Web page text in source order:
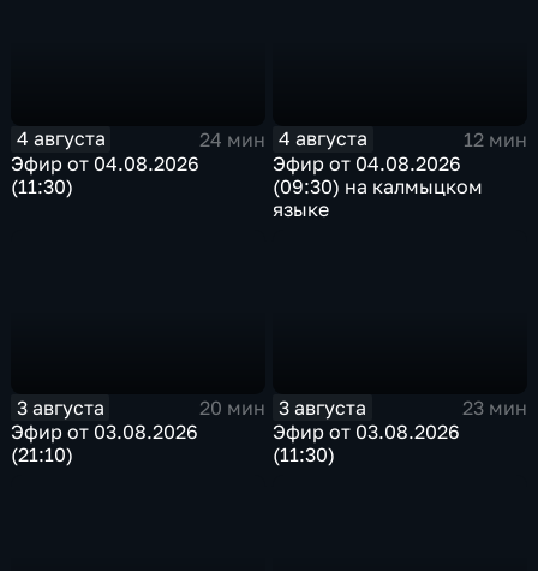
4 августа
24 мин
Эфир от 04.08.2026
(11:30)
4 августа
12 мин
Эфир от 04.08.2026
(09:30) на калмыцком
языке
3 августа
20 мин
Эфир от 03.08.2026
(21:10)
3 августа
23 мин
Эфир от 03.08.2026
(11:30)